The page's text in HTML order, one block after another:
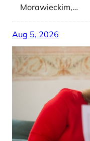
Morawieckim,…
Aug 5, 2026